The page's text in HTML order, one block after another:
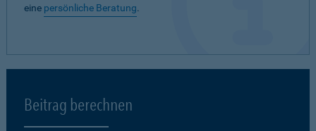
eine persönliche Beratung.
Beitrag berechnen